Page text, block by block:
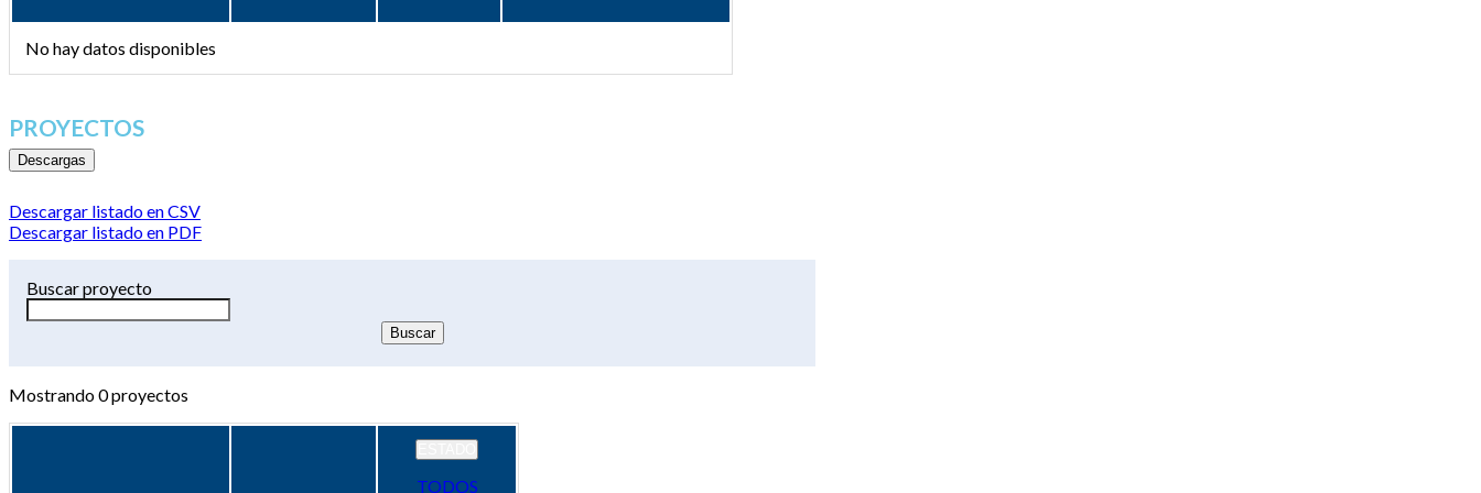
No hay datos disponibles
PROYECTOS
Descargas
Descargar listado en CSV
Descargar listado en PDF
Buscar proyecto
Mostrando0proyectos
TODOS